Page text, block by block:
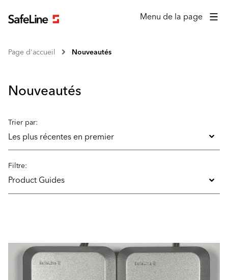
Menu de la page
Page d'accueil Nouveautés
Nouveautés
Trier par:
Les plus récentes en premier
Filtre:
Product Guides